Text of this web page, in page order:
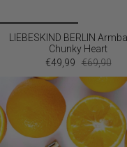
LIEBESKIND BERLIN
Chunky Heart
€49,99 €69,90